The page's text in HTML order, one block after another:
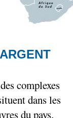
complexes
dans les
du pays.